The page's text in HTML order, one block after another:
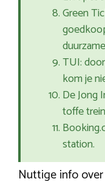
Green
TUI:
kom je
De Jong
toffe
station.
Nuttige info